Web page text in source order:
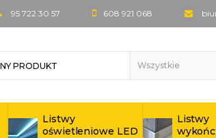
95 722 30 57 608 921 068
Listwy
oświetleniowe LED
Listwy